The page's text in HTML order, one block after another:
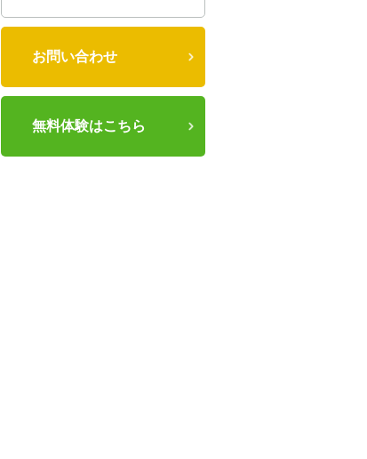
お問い合わせ
無料体験はこちら